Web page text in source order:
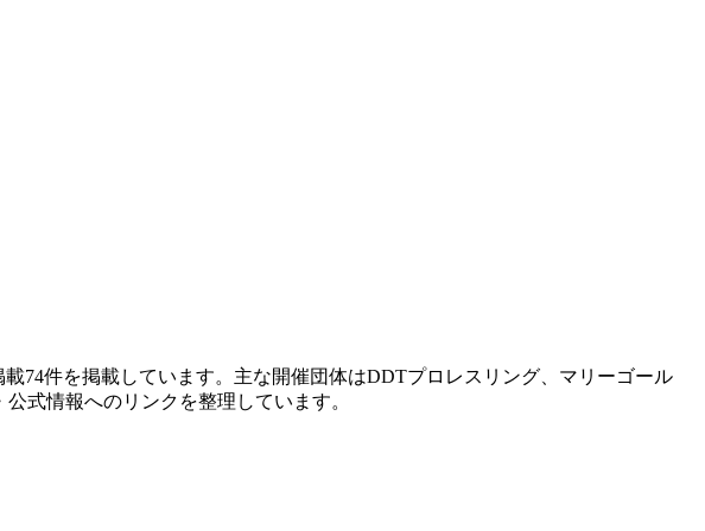
74件を掲載しています。主な開催団体はDDTプロレスリング、マリーゴール
式情報へのリンクを整理しています。